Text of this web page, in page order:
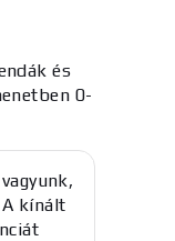
és
0-
kínált